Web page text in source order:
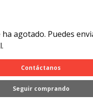
agotado. Puedes
Contáctanos
Seguir comprando